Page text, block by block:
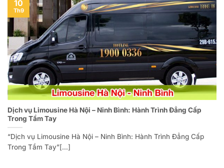
Dịch vụ Limousine Hà Nội – Ninh Bình: Hành Trình Đẳng Cấp
Trong Tầm Tay
“Dịch vụ Limousine Hà Nội – Ninh Bình: Hành Trình Đẳng Cấp
Trong Tầm Tay”[...]
10
Th9